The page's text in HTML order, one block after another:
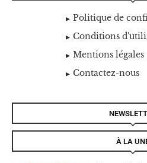
Politique de
Conditions
Mentions légales
Contactez-nous
À LA